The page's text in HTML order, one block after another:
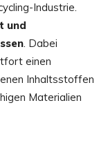
Industrie.
und
. Dabei
einen
Inhaltsstoffen
Materialien